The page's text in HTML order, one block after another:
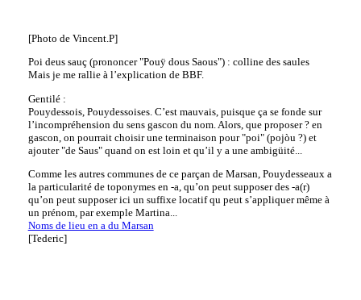
[Photo de Vincent.P]
Poi deus sauç (prononcer "Pouÿ dous Saous") : colline des saules
Mais je me rallie à l’explication de BBF.
Gentilé :
Pouydessois, Pouydessoises. C’est mauvais, puisque ça se fonde sur
l’incompréhension du sens gascon du nom. Alors, que proposer ? en
gascon, on pourrait choisir une terminaison pour "poi" (pojòu ?) et
ajouter "de Saus" quand on est loin et qu’il y a une ambigüité...
Comme les autres communes de ce parçan de Marsan, Pouydesseaux a
la particularité de toponymes en -a, qu’on peut supposer des -a(r)
qu’on peut supposer ici un suffixe locatif qu peut s’appliquer même à
un prénom, par exemple Martina...
Noms de lieu en a du Marsan
[Tederic]